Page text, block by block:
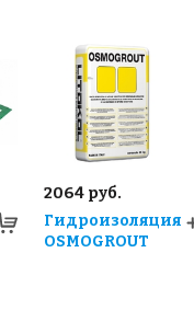
2064 руб.
Гидроизоляция
OSMOGROUT